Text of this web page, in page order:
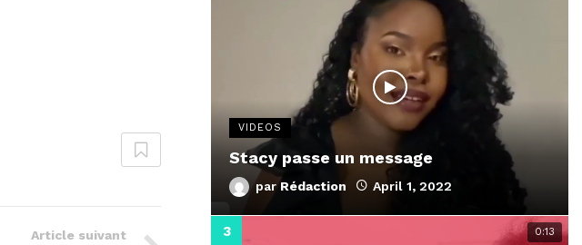
Article suivant
VIDEOS
Stacy passe un message
parRédaction April 1, 2022
0:13